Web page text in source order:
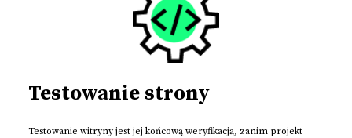
Testowanie strony
Testowanie witryny jest jej końcową weryfikacją, zanim projekt